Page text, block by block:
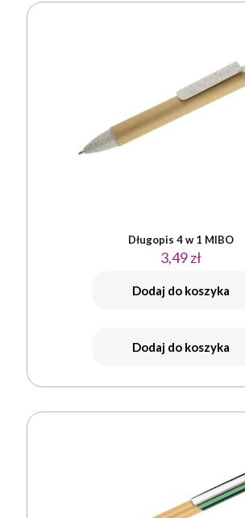
Długopis 4 w 1 MIBO
3,49zł
Dodaj do koszyka
Dodaj do koszyka